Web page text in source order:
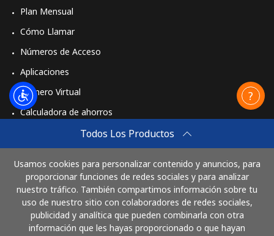
Todos Los Productos
Usamos cookies para personalizar contenido y anuncios, para
proporcionar funciones de redes sociales y para analizar
nuestro tráfico. También compartimos información sobre tu
uso de nuestro sitio con colaboradores de redes sociales,
publicidad y analítica que pueden combinarla con otra
información que les hayas proporcionado o que hayan
Plan Mensual
Cómo Llamar
Números de Acceso
Aplicaciones
Número Virtual
Calculadora de ahorros
Cómo funciona
Paga con